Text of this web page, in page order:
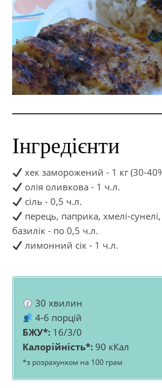
Інгредієнти
хек заморожений - 1 кг (30-
олія оливкова - 1 ч.л.
сіль - 0,5 ч.л.
перець, паприка, хмелі-
базилік - по 0,5 ч.л.
лимонний сік - 1 ч.л.
30 хвилин
4-6 порцій
БЖУ*: 16/3/0
Калорійність*: 90 кКал
*з розрахунком на 100 грам